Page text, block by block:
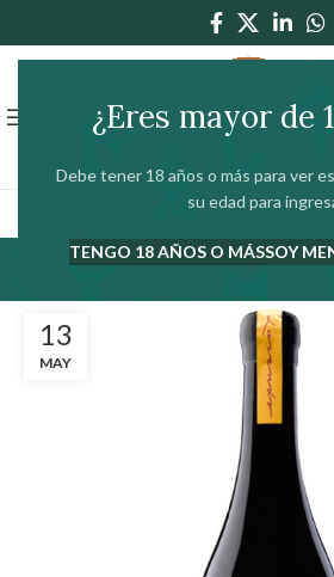
¿Eres mayor de
Debe tener 18 años o más para ver
su edad para
TENGO 18 AÑOS O MÁSSOY
Vinos
13
MAY